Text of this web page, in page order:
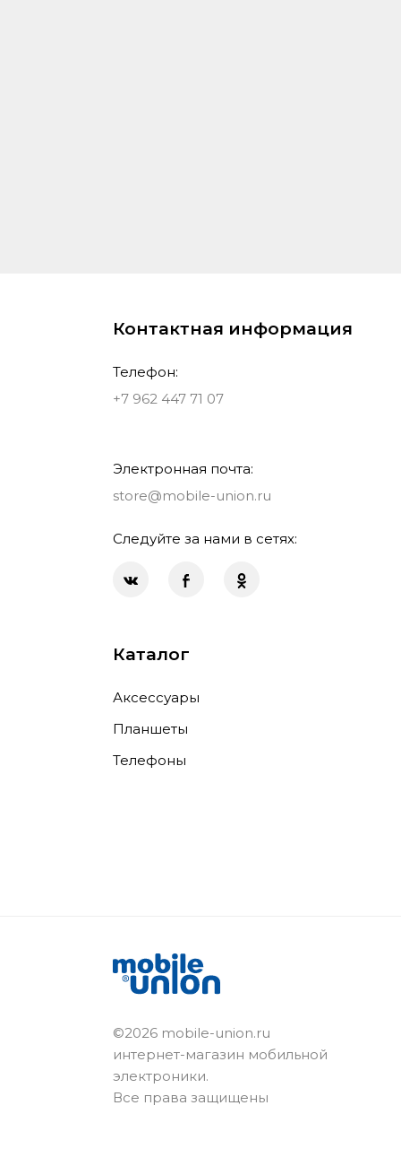
Контактная информация
Телефон:
+7 962 447 71 07
Электронная почта:
store@mobile-union.ru
Следуйте за нами в сетях:
Каталог
Аксессуары
Планшеты
Телефоны
©2026 mobile-union.ru
интернет-магазин мобильной
электроники.
Все права защищены